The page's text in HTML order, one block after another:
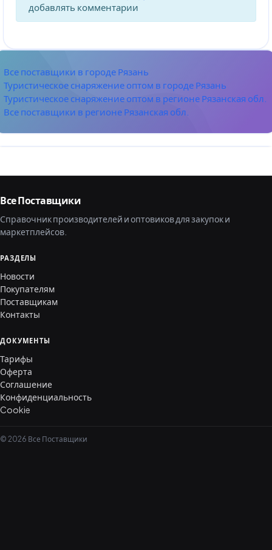
добавлять комментарии
Все поставщики в городе Рязань
Туристическое снаряжение оптом в городе Рязань
Туристическое снаряжение оптом в регионе Рязанская обл.
Все поставщики в регионе Рязанская обл.
Все Поставщики
Справочник производителей и оптовиков для закупок и
маркетплейсов.
РАЗДЕЛЫ
Новости
Покупателям
Поставщикам
Контакты
ДОКУМЕНТЫ
Тарифы
Оферта
Соглашение
Конфиденциальность
Cookie
© 2026 Все Поставщики